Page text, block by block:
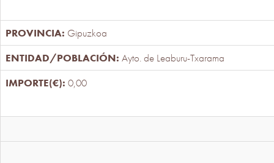
Gipuzkoa
Ayto. de Leaburu-Txarama
0,00